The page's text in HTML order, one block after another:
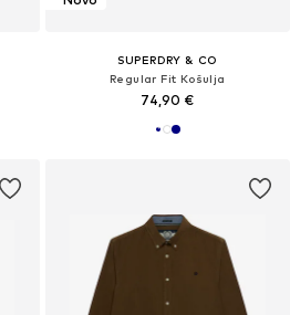
SUPERDRY & CO
Regular Fit Košulja
74,90 €